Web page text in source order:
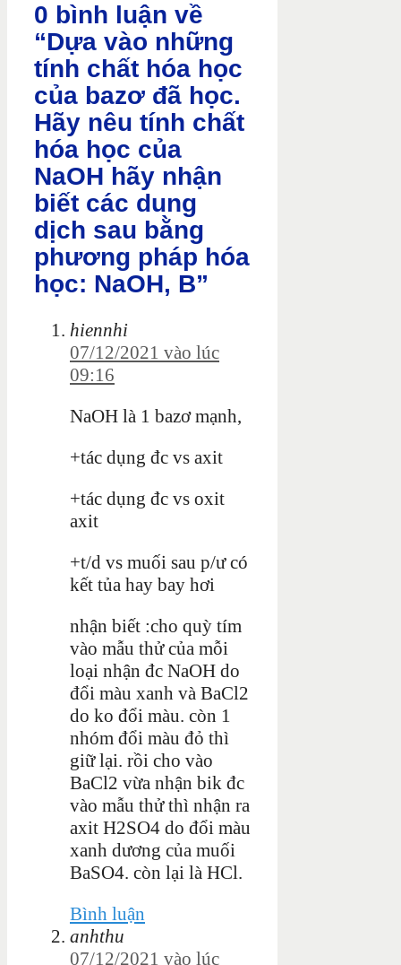
0 bình luận về
“Dựa vào những
tính chất hóa học
của bazơ đã học.
Hãy nêu tính chất
hóa học của
NaOH hãy nhận
biết các dung
dịch sau bằng
phương pháp hóa
học: NaOH, B”
hiennhi
07/12/2021 vào lúc
09:16
NaOH là 1 bazơ mạnh,
+tác dụng đc vs axit
+tác dụng đc vs oxit
axit
+t/d vs muối sau p/ư có
kết tủa hay bay hơi
nhận biết :cho quỳ tím
vào mẫu thử của mỗi
loại nhận đc NaOH do
đổi màu xanh và BaCl2
do ko đổi màu. còn 1
nhóm đổi màu đỏ thì
giữ lại. rồi cho vào
BaCl2 vừa nhận bik đc
vào mẫu thử thì nhận ra
axit H2SO4 do đổi màu
xanh dương của muối
BaSO4. còn lại là HCl.
Bình luận
anhthu
07/12/2021 vào lúc